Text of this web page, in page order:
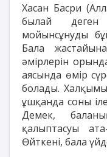
Хасан Басри
былай
мойынсұнуды
Бала
әмірлерін
аясында өмір
болады.
ұшқанда соны
Демек,
қалыптасуы
Өйткені, бала